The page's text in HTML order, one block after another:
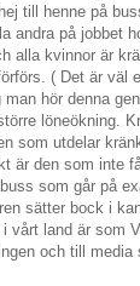
till henne på
andra på jobbet
alla kvinnor är
( Det är väl
hör denna
löneökning.
som utdelar
är den som inte
som går på
sätter bock i
vårt land är som
och till media